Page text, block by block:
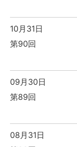
10月31日
第90回
09月30日
第89回
08月31日